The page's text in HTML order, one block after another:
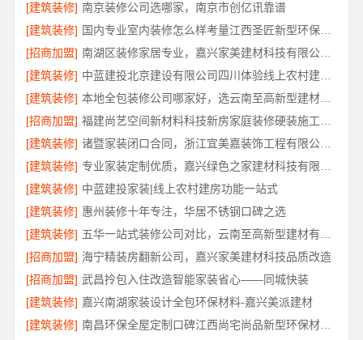
[建筑装修] 南京装修公司选哪家，南京市创亿讯靠谱
[建筑装修]
国内专业室内装修怎么样考量江西圣匠新型环保材料有限公司
[招商加盟]
南湖区装修家居专业，嘉兴家美建材科技有限公司品质保障
[建筑装修]
中蓝建投北京建设有限公司四川体验线上农村建房功能
[建筑装修]
本地全包装修公司哪家好，选云南至高新型建材有限公司
[招商加盟]
[建筑装修]
诸暨家装闭口合同，浙江宜美嘉装饰工程有限公司可信
[建筑装修]
[建筑装修] 中蓝建投家装|线上农村建房功能一站式
[建筑装修] 惠州装修十年专注，华居不锈钢口碑之选
[建筑装修]
[招商加盟] 海宁精装房翻新公司，嘉兴家美建材科技品质改造
[招商加盟] 武昌拎包入住改造智能家装省心——同城快装
[建筑装修] 嘉兴南湖家装设计全包环保材料-嘉兴美派建材
[建筑装修]
南昌环保全屋定制口碑江西尚宅尚品新型环保材料有限公司